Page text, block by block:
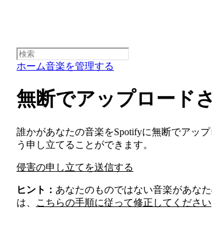
ホーム音楽を管理する
無断でアップロード
誰かがあなたの音楽をSpotifyに無断でアッ
う申し立てることができます。
侵害の申し立てを送信する
ヒント： あなたのものではない音楽があな
は、
こちらの手順に従って修正してください